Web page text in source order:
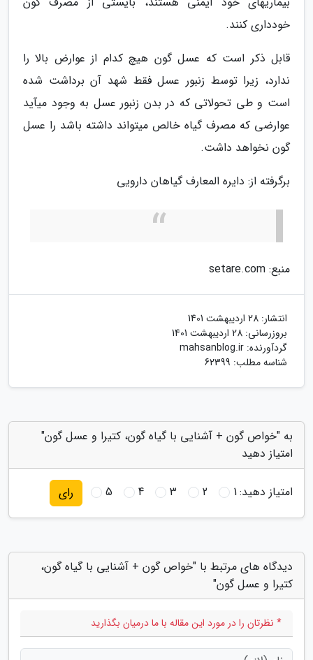
خودداری کنند.
قابل ذکر است که عسل گون هیچ کدام از عوارض بالا را
ندارد، زیرا توسط زنبور عسل فقط شهد آن برداشت شده
است و طی تحولاتی که در بدن زنبور عسل به وجود میآید
عوارضی که مصرف گیاه خالص میتواند داشته باشد را عسل
گون نخواهد داشت.
برگرفته از: دایره المعارف گیاهان دارویی
منبع: setare.com
انتشار: 28 اردیبهشت 1401
بروزرسانی: 28 اردیبهشت 1401
گردآورنده: mahsanblog.ir
شناسه مطلب: 62399
به "خواص گون + آشنایی با گیاه گون، کتیرا و عسل گون"
امتیاز دهید
امتیاز دهید:1
2
3
4
5 رای
دیدگاه های مرتبط با "خواص گون + آشنایی با گیاه گون،
کتیرا و عسل گون"
* نظرتان را در مورد این مقاله با ما درمیان بگذارید